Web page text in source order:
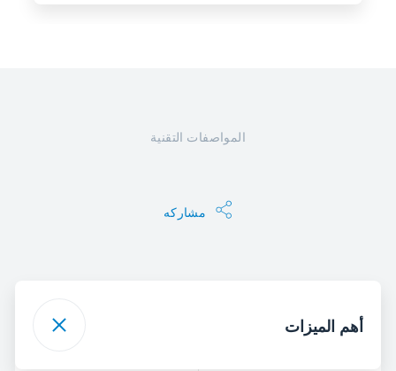
المواصفات التقنية
مشاركه
أهم الميزات